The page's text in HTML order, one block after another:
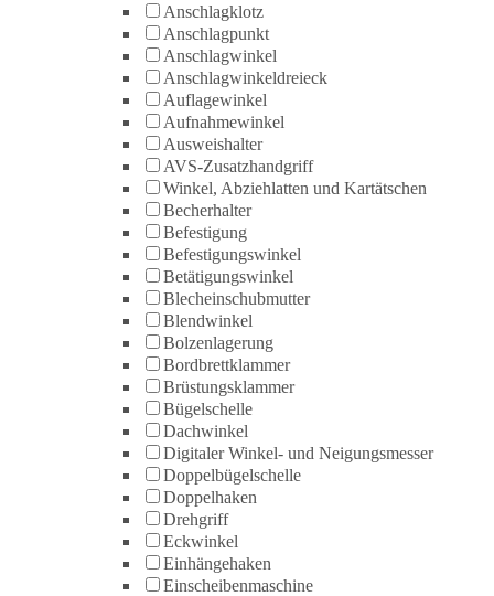
Anschlagklotz
Anschlagpunkt
Anschlagwinkel
Anschlagwinkeldreieck
Auflagewinkel
Aufnahmewinkel
Ausweishalter
AVS-Zusatzhandgriff
Winkel, Abziehlatten und Kartätschen
Becherhalter
Befestigung
Befestigungswinkel
Betätigungswinkel
Blecheinschubmutter
Blendwinkel
Bolzenlagerung
Bordbrettklammer
Brüstungsklammer
Bügelschelle
Dachwinkel
Digitaler Winkel- und Neigungsmesser
Doppelbügelschelle
Doppelhaken
Drehgriff
Eckwinkel
Einhängehaken
Einscheibenmaschine